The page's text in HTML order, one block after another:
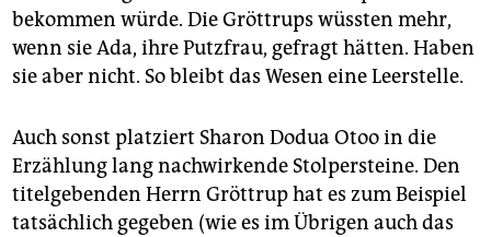
bekommen würde. Die Gröttrups wüssten mehr,
wenn sie Ada, ihre Putzfrau, gefragt hätten. Haben
sie aber nicht. So bleibt das Wesen eine Leerstelle.
Auch sonst platziert Sharon Dodua Otoo in die
Erzählung lang nachwirkende Stolpersteine. Den
titelgebenden Herrn Gröttrup hat es zum Beispiel
tatsächlich gegeben (wie es im Übrigen auch das